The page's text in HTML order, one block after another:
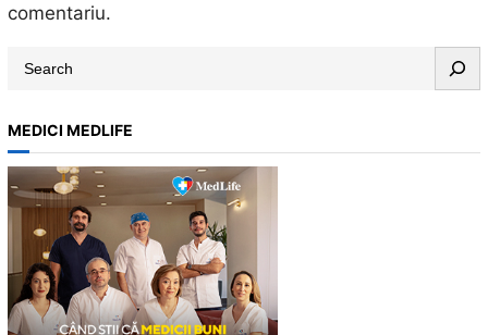
comentariu.
r
c
h
MEDICI MEDLIFE